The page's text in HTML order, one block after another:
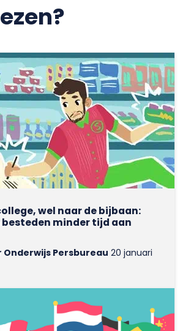
wel naar de bijbaan:
minder tijd aan
Onderwijs Persbureau 20 januari